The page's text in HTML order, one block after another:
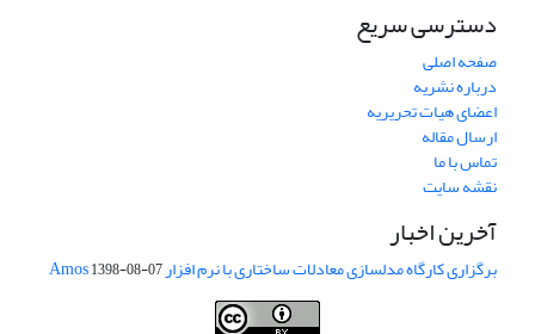
دسترسی سریع
صفحه اصلی
درباره نشریه
اعضای هیات تحریریه
ارسال مقاله
تماس با ما
نقشه سایت
آخرین اخبار
برگزاری کارگاه مدلسازی معادلات ساختاری با نرم افزار Amos1398-08-07